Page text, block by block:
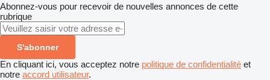
Abonnez-vous pour recevoir de nouvelles annonces de cette
rubrique
S'abonner
En cliquant ici, vous acceptez notre politique de confidentialité et
notre accord utilisateur.